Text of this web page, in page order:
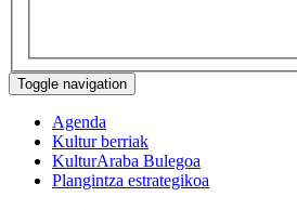
Toggle navigation
Agenda
Kultur berriak
KulturAraba Bulegoa
Plangintza estrategikoa